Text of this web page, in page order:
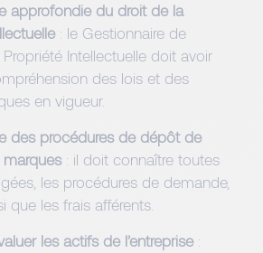
approfondie du droit de la
: le Gestionnaire de
Intellectuelle doit avoir
des lois et des
en vigueur.
des procédures de dépôt de
: il doit connaître toutes
les procédures de demande,
que les frais afférents.
les actifs de l’entreprise :